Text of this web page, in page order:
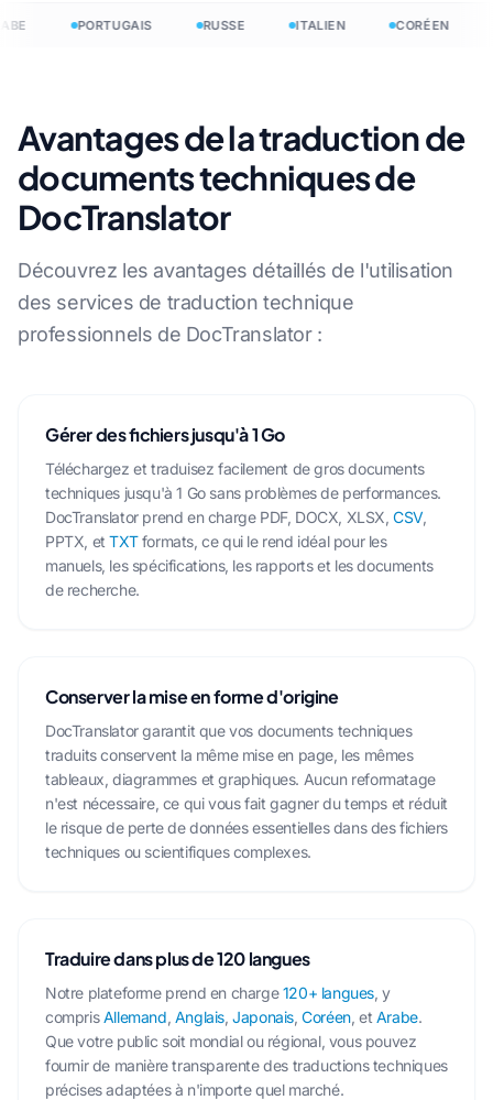
PORTUGAIS RUSSE ITALIEN CORÉEN
Avantages de la traduction de
documents techniques de
DocTranslator
Découvrez les avantages détaillés de l'utilisation
des services de traduction technique
professionnels de DocTranslator :
Gérer des fichiers jusqu'à 1 Go
Téléchargez et traduisez facilement de gros documents
techniques jusqu'à 1 Go sans problèmes de performances.
DocTranslator prend en charge PDF, DOCX, XLSX,CSV,
PPTX, etTXTformats, ce qui le rend idéal pour les
manuels, les spécifications, les rapports et les documents
de recherche.
Conserver la mise en forme d'origine
DocTranslator garantit que vos documents techniques
traduits conservent la même mise en page, les mêmes
tableaux, diagrammes et graphiques. Aucun reformatage
n'est nécessaire, ce qui vous fait gagner du temps et réduit
le risque de perte de données essentielles dans des fichiers
techniques ou scientifiques complexes.
Traduire dans plus de 120 langues
Notre plateforme prend en charge120+ langues, y
comprisAllemand, Anglais,Japonais,Coréen, et Arabe.
Que votre public soit mondial ou régional, vous pouvez
fournir de manière transparente des traductions techniques
précises adaptées à n'importe quel marché.